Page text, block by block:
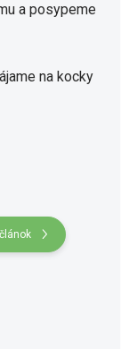
a posypeme
na kocky